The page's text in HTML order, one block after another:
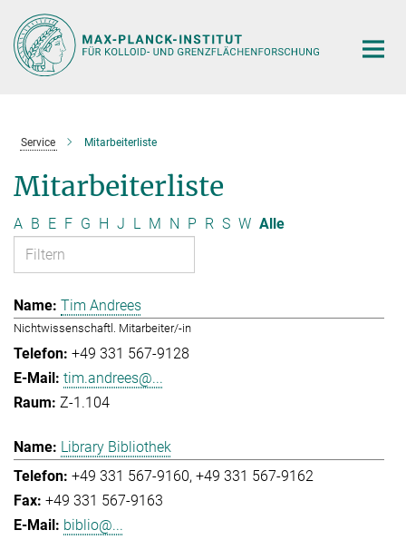
Hauptinhalt
Service Mitarbeiterliste
Mitarbeiterliste
A B E F G H J L M N P R S W Alle
Tim Andrees
Nichtwissenschaftl. Mitarbeiter/-in
+49 331 567-9128
tim.andrees@...
Z-1.104
Library Bibliothek
+49 331 567-9160 +49 331 567-9162
+49 331 567-9163
biblio@...